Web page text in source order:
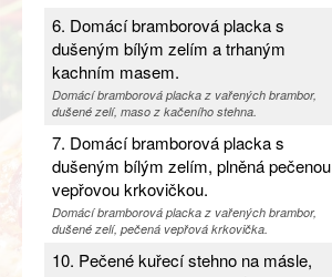
6. Domácí bramborová placka s
dušeným bílým zelím a trhaným
kachním masem.
Domácí bramborová placka z vařených brambor,
dušené zelí, maso z kačeního stehna.
7. Domácí bramborová placka s
dušeným bílým zelím, plněná pečenou
vepřovou krkovičkou.
Domácí bramborová placka z vařených brambor,
dušené zelí, pečená vepřová krkovička.
10. Pečené kuřecí stehno na másle,